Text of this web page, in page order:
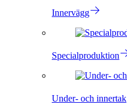
Innervägg
Specialproduktion
Under- och innertak